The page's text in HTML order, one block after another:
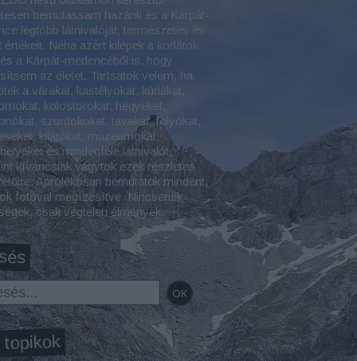
bemutassam hazánk és a Kárpát-
legtöbb látnivalóját, természetes és
értékeit. Néha azért kilépek a korlátok
a Kárpát-medencéből is, hogy
az életet. Tartsatok velem, ha
a várakat, kastélyokat, kúriákat,
kolostorokat, hegyeket,
szurdokokat, tavakat, folyókat,
kilátókat, múzeumokat,
és mindenféle látnivalót,
kíváncsiak vagytok ezek részletes
Aprólékosan bemutatok mindent,
fotóval megízesítve. Nincsenek
csak végtelen élmények.